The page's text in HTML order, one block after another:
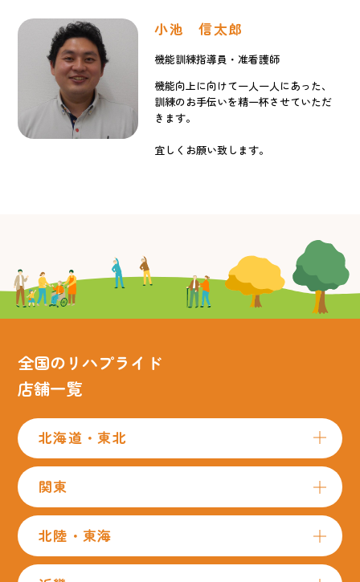
小池 信太郎
機能訓練指導員・准看護師
機能向上に向けて一人一人にあった、
訓練のお手伝いを精一杯させていただ
きます。
宜しくお願い致します。
全国のリハプライド
店舗一覧
北海道・東北
関東
北陸・東海